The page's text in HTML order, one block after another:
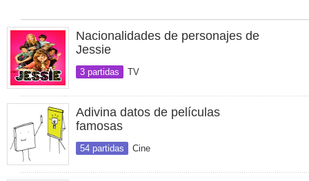
Nacionalidades de personajes de
Jessie
3 partidas TV
Adivina datos de películas
famosas
54 partidas Cine